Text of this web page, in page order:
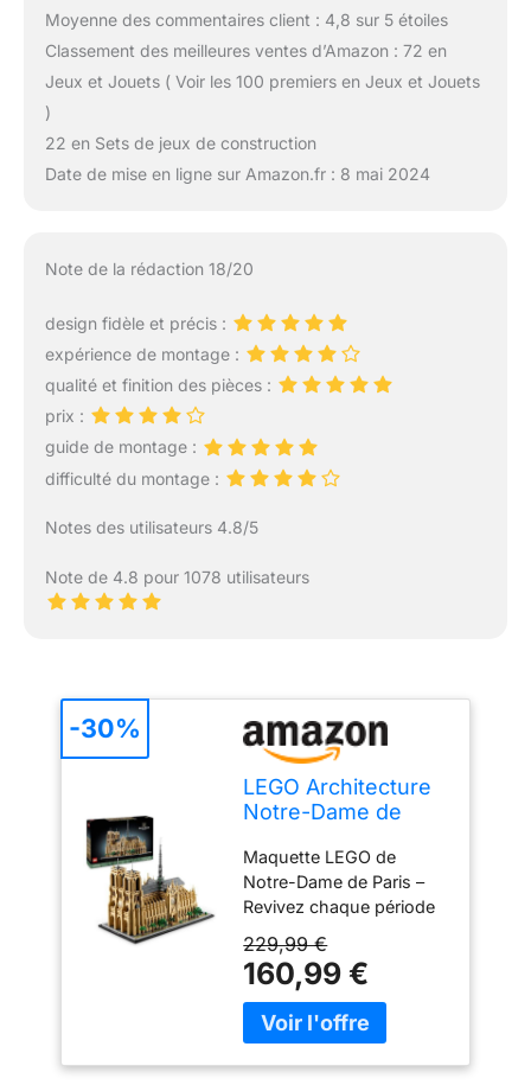
Moyenne des commentaires client : 4,8 sur 5 étoiles
Classement des meilleures ventes d’Amazon : 72 en
Jeux et Jouets ( Voir les 100 premiers en Jeux et Jouets
)
22 en Sets de jeux de construction
Date de mise en ligne sur Amazon.fr : 8 mai 2024
Note de la rédaction 18/20
design fidèle et précis :
expérience de montage :
qualité et finition des pièces :
prix :
guide de montage :
difficulté du montage :
Notes des utilisateurs 4.8/5
Note de 4.8 pour 1078 utilisateurs
LEGO Architecture
Notre-Dame de
Construire
d’Exposition
Architectural - Set
pour Adultes -
Cathédrale - pour
Les Passionnés
d’Histoire, de
Voyages et d’Art
21061
Maquette LEGO de
Notre-Dame de Paris –
Revivez chaque période
célèbre monument
parisien pour une
expérience de
construction pour
229,99 €
160,99 €
-30%